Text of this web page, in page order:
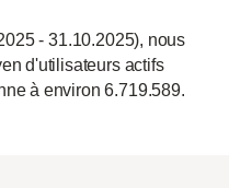
- 31.10.2025), nous
d'utilisateurs actifs
à environ 6.719.589.